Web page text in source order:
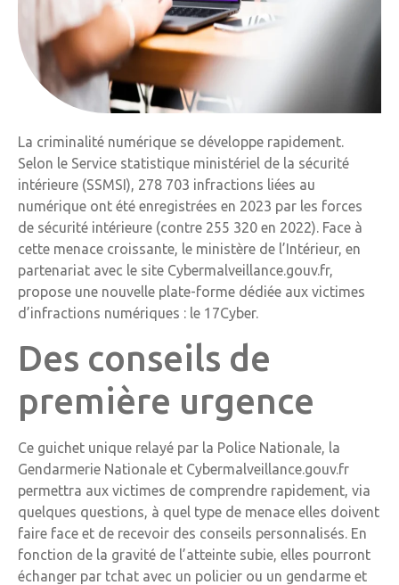
La criminalité numérique se développe rapidement.
Selon le Service statistique ministériel de la sécurité
intérieure (SSMSI), 278 703 infractions liées au
numérique ont été enregistrées en 2023 par les forces
de sécurité intérieure (contre 255 320 en 2022). Face à
cette menace croissante, le ministère de l’Intérieur, en
partenariat avec le site Cybermalveillance.gouv.fr,
propose une nouvelle plate-forme dédiée aux victimes
d’infractions numériques : le 17Cyber.
Des conseils de
première urgence
Ce guichet unique relayé par la Police Nationale, la
Gendarmerie Nationale et Cybermalveillance.gouv.fr
permettra aux victimes de comprendre rapidement, via
quelques questions, à quel type de menace elles doivent
faire face et de recevoir des conseils personnalisés. En
fonction de la gravité de l’atteinte subie, elles pourront
échanger par tchat avec un policier ou un gendarme et